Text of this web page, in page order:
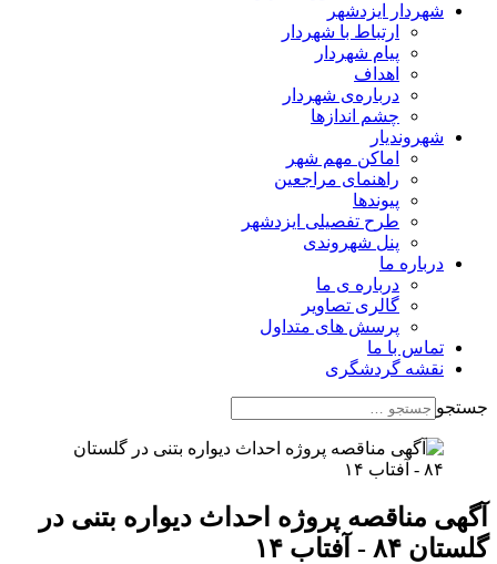
شهردار ایزدشهر
ارتباط با شهردار
پیام شهردار
اهداف
درباره‌ی شهردار
چشم اندازها
شهروندیار
اماکن مهم شهر
راهنمای مراجعین
پیوند‌ها
طرح تفصیلی ایزدشهر
پنل شهروندی
درباره ما
درباره ی ما
گالری تصاویر
پرسش های متداول
تماس با ما
نقشه گردشگری
جستجو
آگهی مناقصه پروژه احداث دیواره بتنی در
گلستان ۸۴ - آفتاب ۱۴